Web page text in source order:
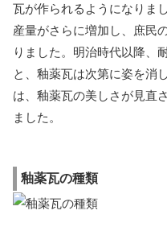
瓦が作られるようになりま
産量がさらに増加し、庶民
りました。明治時代以降、
と、釉薬瓦は次第に姿を消
は、釉薬瓦の美しさが見直
ました。
釉薬瓦の種類